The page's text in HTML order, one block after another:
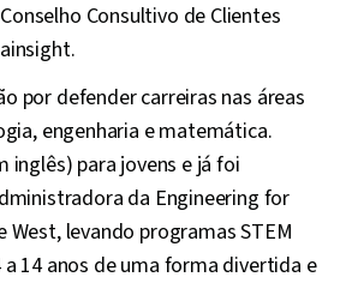
Consultivo de Clientes
por defender carreiras nas áreas
engenharia e matemática.
inglês) para jovens e já foi
da Engineering for
West, levando programas STEM
a 14 anos de uma forma divertida e